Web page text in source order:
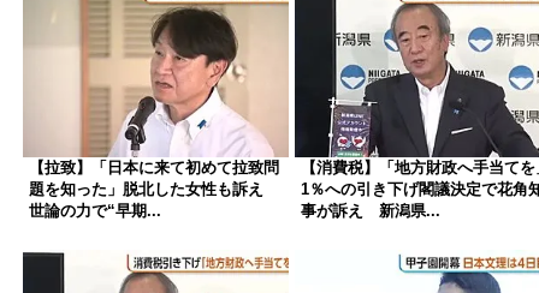
【拉致】「日本に来て初めて拉致問
題を知った」脱北した女性も訴え
世論の力で“早期...
【消費税】「地方財政へ手当てを
1％への引き下げ閣議決定で花角
事が訴え 新潟県...